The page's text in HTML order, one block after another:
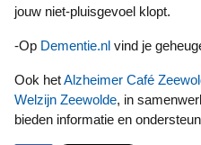
jouw niet‑pluisgevoel klopt.
-Op Dementie.nl vind je
Ook hetAlzheimer Café
Welzijn Zeewolde, in
bieden informatie en